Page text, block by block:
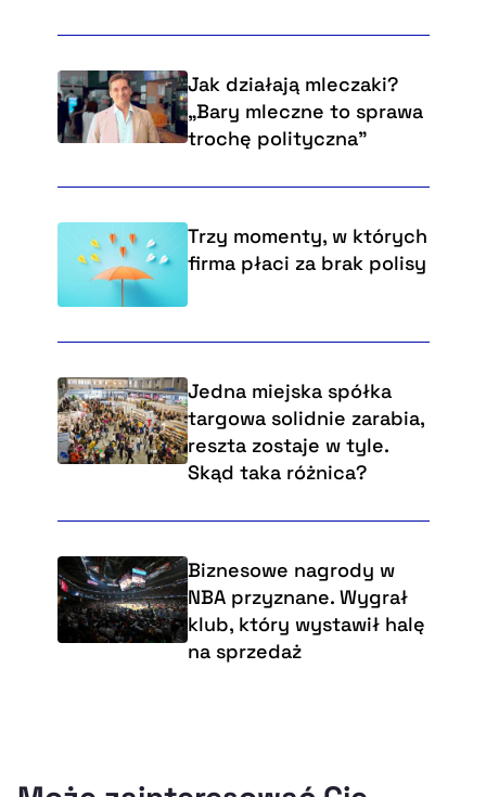
Jak działają mleczaki?
„Bary mleczne to sprawa
trochę polityczna”
Trzy momenty, w których
firma płaci za brak polisy
Jedna miejska spółka
targowa solidnie zarabia,
reszta zostaje w tyle.
Skąd taka różnica?
Biznesowe nagrody w
NBA przyznane. Wygrał
klub, który wystawił halę
na sprzedaż